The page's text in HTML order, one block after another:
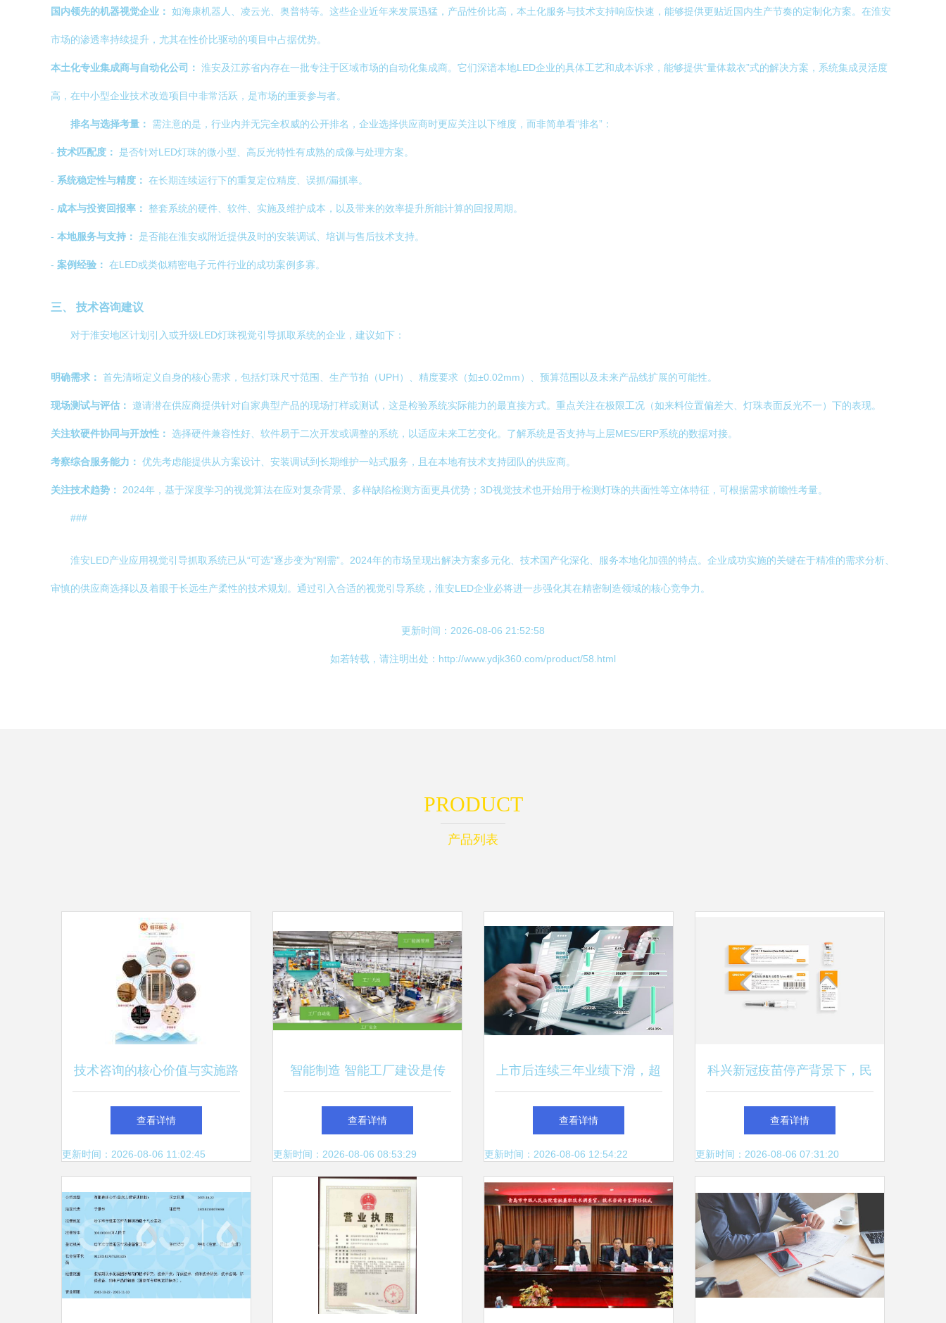
国内领先的机器视觉企业： 如海康机器人、凌云光、奥普特等。这些企业近年来发展迅猛，产品性价比高，本土化服务与技术支持响应快速，能够提供更贴近国内生产节奏的定制化方案。在淮安
市场的渗透率持续提升，尤其在性价比驱动的项目中占据优势。
本土化专业集成商与自动化公司： 淮安及江苏省内存在一批专注于区域市场的自动化集成商。它们深谙本地LED企业的具体工艺和成本诉求，能够提供“量体裁衣”式的解决方案，系统集成灵活度
高，在中小型企业技术改造项目中非常活跃，是市场的重要参与者。
排名与选择考量： 需注意的是，行业内并无完全权威的公开排名，企业选择供应商时更应关注以下维度，而非简单看“排名”：
- 技术匹配度： 是否针对LED灯珠的微小型、高反光特性有成熟的成像与处理方案。
- 系统稳定性与精度： 在长期连续运行下的重复定位精度、误抓/漏抓率。
- 成本与投资回报率： 整套系统的硬件、软件、实施及维护成本，以及带来的效率提升所能计算的回报周期。
- 本地服务与支持： 是否能在淮安或附近提供及时的安装调试、培训与售后技术支持。
- 案例经验： 在LED或类似精密电子元件行业的成功案例多寡。
三、 技术咨询建议
对于淮安地区计划引入或升级LED灯珠视觉引导抓取系统的企业，建议如下：
明确需求： 首先清晰定义自身的核心需求，包括灯珠尺寸范围、生产节拍（UPH）、精度要求（如±0.02mm）、预算范围以及未来产品线扩展的可能性。
现场测试与评估： 邀请潜在供应商提供针对自家典型产品的现场打样或测试，这是检验系统实际能力的最直接方式。重点关注在极限工况（如来料位置偏差大、灯珠表面反光不一）下的表现。
关注软硬件协同与开放性： 选择硬件兼容性好、软件易于二次开发或调整的系统，以适应未来工艺变化。了解系统是否支持与上层MES/ERP系统的数据对接。
考察综合服务能力： 优先考虑能提供从方案设计、安装调试到长期维护一站式服务，且在本地有技术支持团队的供应商。
关注技术趋势： 2024年，基于深度学习的视觉算法在应对复杂背景、多样缺陷检测方面更具优势；3D视觉技术也开始用于检测灯珠的共面性等立体特征，可根据需求前瞻性考量。
###
淮安LED产业应用视觉引导抓取系统已从“可选”逐步变为“刚需”。2024年的市场呈现出解决方案多元化、技术国产化深化、服务本地化加强的特点。企业成功实施的关键在于精准的需求分析、
审慎的供应商选择以及着眼于长远生产柔性的技术规划。通过引入合适的视觉引导系统，淮安LED企业必将进一步强化其在精密制造领域的核心竞争力。
更新时间：2026-08-06 21:52:58
如若转载，请注明出处：http://www.ydjk360.com/product/58.html
PRODUCT
产品列表
技术咨询的核心价值与实施路
径
查看详情
更新时间：2026-08-06 11:02:45
智能制造 智能工厂建设是传
统制造业与新技术的一次系统
性融合
查看详情
更新时间：2026-08-06 08:53:29
上市后连续三年业绩下滑，超
越科技再收问询函，“技术底
色”能否支撑突围？
查看详情
更新时间：2026-08-06 12:54:22
科兴新冠疫苗停产背景下，民
众如何接种新毒株疫苗及获取
技术咨询？
查看详情
更新时间：2026-08-06 07:31:20